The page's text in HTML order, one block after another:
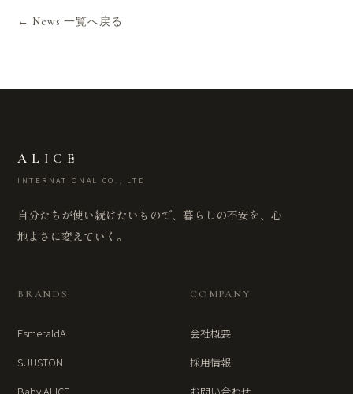
← News 一覧へ戻る
ALICE
INTERNATIONAL CO., LTD
自分たちが使い続けたいもので、暮らしの不安を、心
地よさに変えていく。
BRANDS
EsmeraldA
SUUSTON
COMPANY
会社概要
採用情報